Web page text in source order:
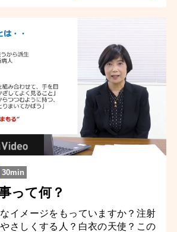
30min
って何？
イメージをもっていますか？注射
さしくする人？白衣の天使？この